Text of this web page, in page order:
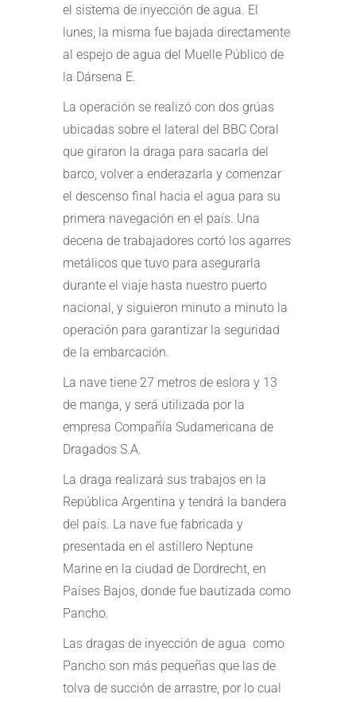
el sistema de inyección de agua. El
lunes, la misma fue bajada directamente
al espejo de agua del Muelle Público de
la Dársena E.
La operación se realizó con dos grúas
ubicadas sobre el lateral del BBC Coral
que giraron la draga para sacarla del
barco, volver a enderazarla y comenzar
el descenso final hacia el agua para su
primera navegación en el país. Una
decena de trabajadores cortó los agarres
metálicos que tuvo para asegurarla
durante el viaje hasta nuestro puerto
nacional, y siguieron minuto a minuto la
operación para garantizar la seguridad
de la embarcación.
La nave tiene 27 metros de eslora y 13
de manga, y será utilizada por la
empresa Compañía Sudamericana de
Dragados S.A.
La draga realizará sus trabajos en la
República Argentina y tendrá la bandera
del país. La nave fue fabricada y
presentada en el astillero Neptune
Marine en la ciudad de Dordrecht, en
Países Bajos, donde fue bautizada como
Pancho.
Las dragas de inyección de agua como
Pancho son más pequeñas que las de
tolva de succión de arrastre, por lo cual